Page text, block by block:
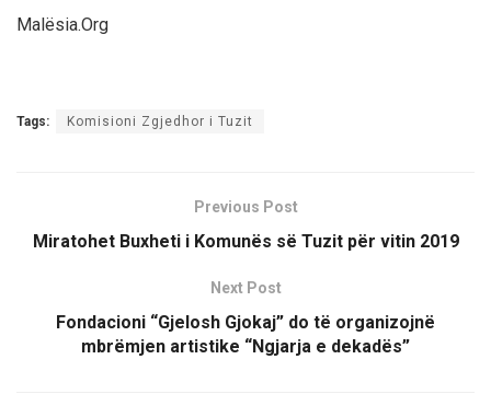
Malësia.Org
Tags: Komisioni Zgjedhor i Tuzit
Previous Post
Miratohet Buxheti i Komunës së Tuzit për vitin 2019
Next Post
Fondacioni “Gjelosh Gjokaj” do të organizojnë
mbrëmjen artistike “Ngjarja e dekadës”